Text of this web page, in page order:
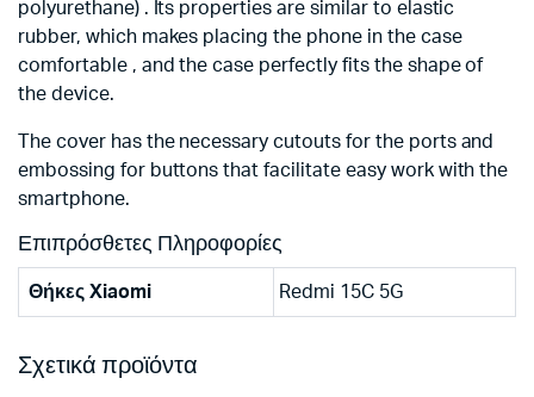
polyurethane) . Its properties are similar to elastic
rubber, which makes placing the phone in the case
comfortable , and the case perfectly fits the shape of
the device.
The cover has the necessary cutouts for the ports and
embossing for buttons that facilitate easy work with the
smartphone.
Επιπρόσθετες Πληροφορίες
Θήκες Xiaomi Redmi 15C 5G
Σχετικά προϊόντα